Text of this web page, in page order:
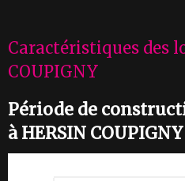
Caractéristiques des
COUPIGNY
Période de
à HERSIN COUPIGNY